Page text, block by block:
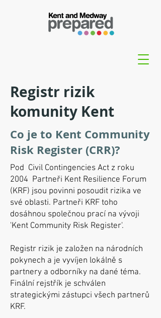
Registr rizik
komunity Kent
Co je to Kent Community
Risk Register (CRR)?
Pod Civil Contingencies Act z roku
2004 Partneři Kent Resilience Forum
(KRF) jsou povinni posoudit rizika ve
své oblasti. Partneři KRF toho
dosáhnou společnou prací na vývoji
'Kent Community Risk Register'.
Registr rizik je založen na národních
pokynech a je vyvíjen lokálně s
partnery a odborníky na dané téma.
Finální rejstřík je schválen
strategickými zástupci všech partnerů
KRF.